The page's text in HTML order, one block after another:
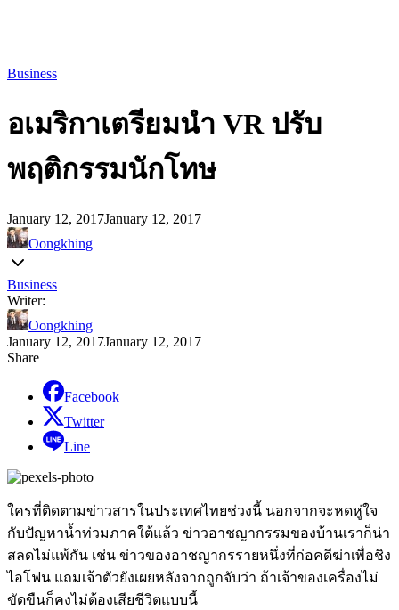
Business
อเมริกาเตรียมนำ VR ปรับ
พฤติกรรมนักโทษ
January 12, 2017January 12, 2017
Oongkhing
Business
Writer:
Oongkhing
January 12, 2017January 12, 2017
Share
Facebook
Twitter
Line
ใครที่ติดตามข่าวสารในประเทศไทยช่วงนี้ นอกจากจะหดหู่ใจ
กับปัญหาน้ำท่วมภาคใต้แล้ว ข่าวอาชญากรรมของบ้านเราก็น่า
สลดไม่แพ้กัน เช่น ข่าวของอาชญากรรายหนึ่งที่ก่อคดีฆ่าเพื่อชิง
ไอโฟน แถมเจ้าตัวยังเผยหลังจากถูกจับว่า ถ้าเจ้าของเครื่องไม่
ขัดขืนก็คงไม่ต้องเสียชีวิตแบบนี้